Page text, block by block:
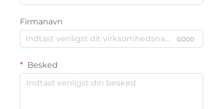
Firmanavn
0/200
Besked